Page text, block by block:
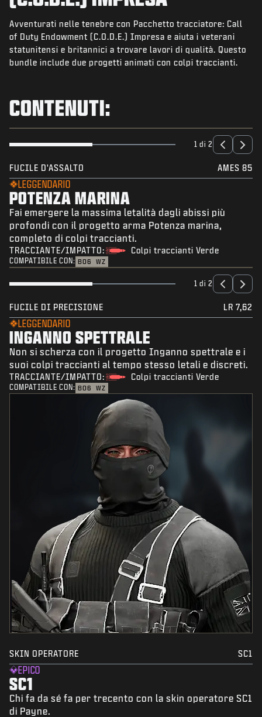
NOVITÀ
NEGOZIO
ESPORTS
Avventurati nelle tenebre con Pacchetto tracciatore: Call
of Duty Endowment (C.O.D.E.) Impresa e aiuta i veterani
statunitensi e britannici a trovare lavori di qualità. Questo
bundle include due progetti animati con colpi traccianti.
CONTENUTI:
1 di 2
FUCILE D'ASSALTO AMES 85
LEGGENDARIO
POTENZA MARINA
Fai emergere la massima letalità dagli abissi più
profondi con il progetto arma Potenza marina,
completo di colpi traccianti.
TRACCIANTE/IMPATTO: Colpi traccianti Verde
COMPATIBILE CON: BO6 WZ
1 di 2
FUCILE DI PRECISIONE LR 7,62
LEGGENDARIO
INGANNO SPETTRALE
Non si scherza con il progetto Inganno spettrale e i
suoi colpi traccianti al tempo stesso letali e discreti.
TRACCIANTE/IMPATTO: Colpi traccianti Verde
COMPATIBILE CON: BO6 WZ
SKIN OPERATORE SC1
EPICO
SC1
Chi fa da sé fa per trecento con la skin operatore SC1
di Payne.